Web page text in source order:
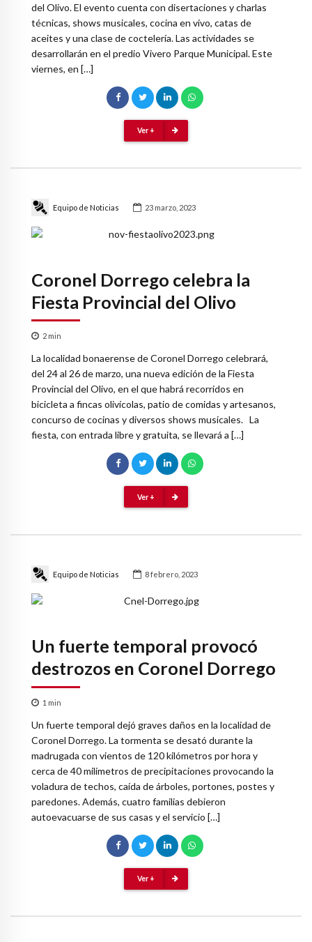
del Olivo. El evento cuenta con disertaciones y charlas
técnicas, shows musicales, cocina en vivo, catas de
aceites y una clase de coctelería. Las actividades se
desarrollarán en el predio Vivero Parque Municipal. Este
viernes, en […]
Ver +
Equipo de Noticias 23 marzo, 2023
Coronel Dorrego celebra la
Fiesta Provincial del Olivo
2 min
La localidad bonaerense de Coronel Dorrego celebrará,
del 24 al 26 de marzo, una nueva edición de la Fiesta
Provincial del Olivo, en el que habrá recorridos en
bicicleta a fincas olivícolas, patio de comidas y artesanos,
concurso de cocinas y diversos shows musicales. La
fiesta, con entrada libre y gratuita, se llevará a […]
Ver +
Equipo de Noticias 8 febrero, 2023
Un fuerte temporal provocó
destrozos en Coronel Dorrego
1 min
Un fuerte temporal dejó graves daños en la localidad de
Coronel Dorrego. La tormenta se desató durante la
madrugada con vientos de 120 kilómetros por hora y
cerca de 40 milímetros de precipitaciones provocando la
voladura de techos, caída de árboles, portones, postes y
paredones. Además, cuatro familias debieron
autoevacuarse de sus casas y el servicio […]
Ver +